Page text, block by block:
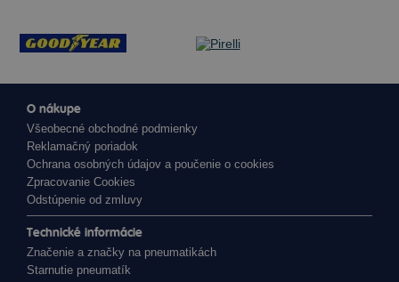
O nákupe
Všeobecné obchodné podmienky
Reklamačný poriadok
Ochrana osobných údajov a poučenie o cookies
Zpracovanie Cookies
Odstúpenie od zmluvy
Technické informácie
Značenie a značky na pneumatikách
Starnutie pneumatík